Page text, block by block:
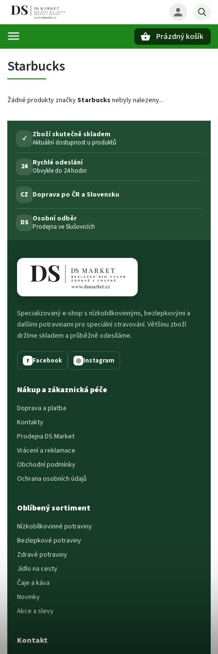
Prázdný košík
Starbucks
Žádné produkty značkyStarbucks nebyly nalezeny...
✓ Zboží skutečně skladem
Aktuální dostupnost u produktů
24 Rychlé odeslání
Obvykle do 24 hodin
CZ Doprava po ČR a Slovensku
DS Osobní odběr
Prodejna ve Slušovicích
Specializovaný e-shop s nízkobílkovinnými, bezlepkovými a
dalšími potravinami pro speciální stravování. Většinu zboží
držíme skladem a průběžně odesíláme.
f Facebook ◎ Instagram
Nákup a zákaznická péče
Doprava a platba
Kontakty
Prodejna DS Market
Vrácení a reklamace
Obchodní podmínky
Ochrana osobních údajů
Oblíbený sortiment
Nízkobílkovinné potraviny
Bezlepkové potraviny
Zdravé potraviny
Jídlo na cesty
Čaje a káva
Novinky
Akce a slevy
Kontakt